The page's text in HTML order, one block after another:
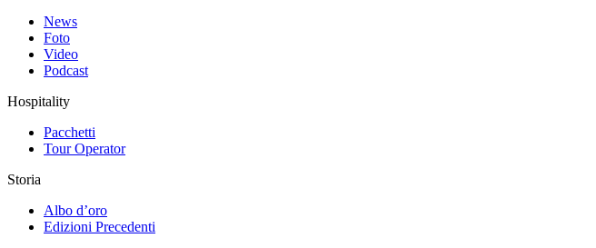
News
Foto
Video
Podcast
Hospitality
Pacchetti
Tour Operator
Storia
Albo d’oro
Edizioni Precedenti